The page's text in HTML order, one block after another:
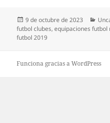
Publicado
el
9 de octubre de 2023
futbol clubes,equipaciones futbol
futbol 2019
Funciona gracias a WordPress